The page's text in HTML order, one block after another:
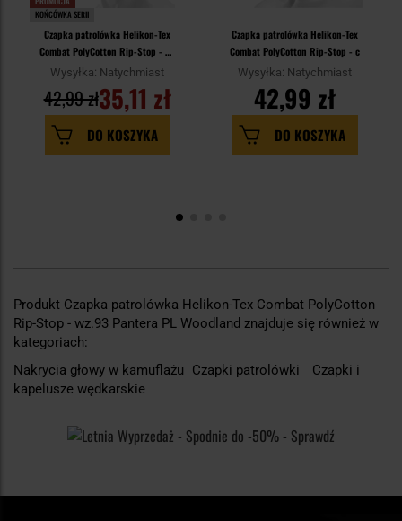
KOŃCÓWKA SERII
Czapka patrolówka Helikon-Tex
Combat PolyCotton Rip-Stop - US
Woodland
Wysyłka: Natychmiast
35,11 zł
42,99 zł
DO KOSZYKA
Czapka patrolówka Helikon-Tex
Combat PolyCotton Rip-Stop - c
Wysyłka: Natychmiast
42,99 zł
DO KOSZYKA
Produkt Czapka patrolówka Helikon-Tex Combat PolyCotton
Rip-Stop - wz.93 Pantera PL Woodland znajduje się również w
kategoriach:
Nakrycia głowy w kamuflażu
Czapki patrolówki
Czapki i
kapelusze wędkarskie